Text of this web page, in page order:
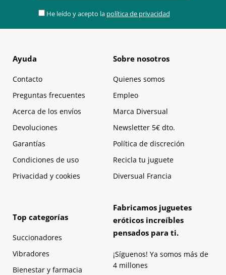
He leído y acepto la política de privacidad
Ayuda
Contacto
Preguntas frecuentes
Acerca de los envíos
Devoluciones
Garantías
Condiciones de uso
Privacidad y cookies
Sobre nosotros
Quienes somos
Empleo
Marca Diversual
Newsletter 5€ dto.
Política de discreción
Recicla tu juguete
Diversual Francia
Top categorías
Succionadores
Vibradores
Bienestar y farmacia
Fabricamos juguetes
eróticos increíbles
pensados para ti.
¡Síguenos! Ya somos más de
4 millones